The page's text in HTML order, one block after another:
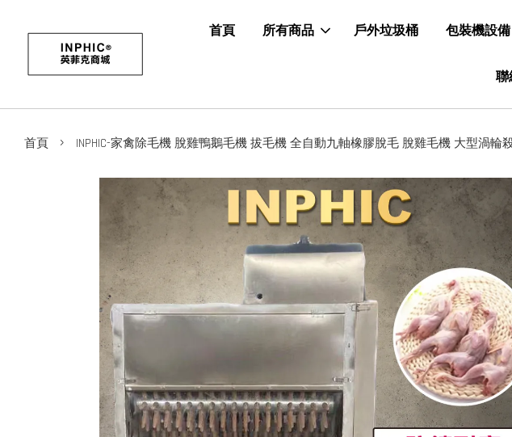
首頁 所有商品 戶外垃圾桶 包裝機設備
聯
首頁 › INPHIC-家禽除毛機 脫雞鴨鵝毛機 拔毛機 全自動九軸橡膠脫毛 脫雞毛機 大型渦輪